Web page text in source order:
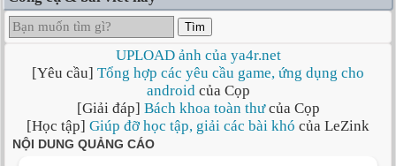
Tìm
UPLOAD ảnh của ya4r.net
[Yêu cầu] Tổng hợp các yêu cầu game, ứng dụng cho
androidcủa Cọp
[Giải đáp] Bách khoa toàn thưcủa Cọp
[Học tập] Giúp đỡ học tập, giải các bài khó của LeZink